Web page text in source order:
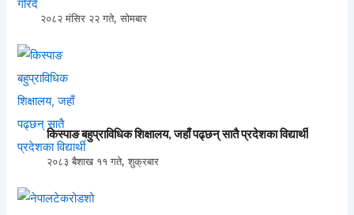
२०८२ मंसिर २२ गते, सोमबार
किस्पाङ बहुप्राविधिक शिक्षालय, जहाँ पढ्छन् सातै प्रदेशका विद्यार्थी
२०८३ बैशाख ११ गते, शुक्रबार